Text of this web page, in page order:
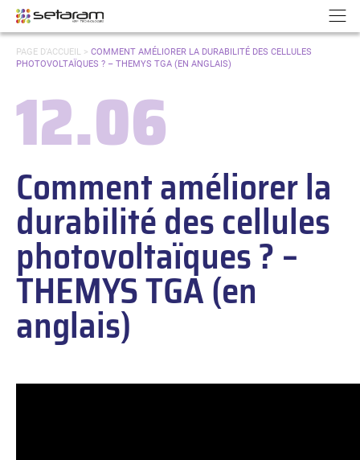
Aller au contenu
VOUS
ÊTES
PAGE D'ACCUEIL> COMMENT AMÉLIORER LA DURABILITÉ DES CELLULES
PHOTOVOLTAÏQUES ? – THEMYS TGA (EN ANGLAIS)
Comment améliorer la
durabilité des cellules
photovoltaïques ? –
THEMYS TGA (en
anglais)
Date :
12.06
Panneau de gestion des cookies